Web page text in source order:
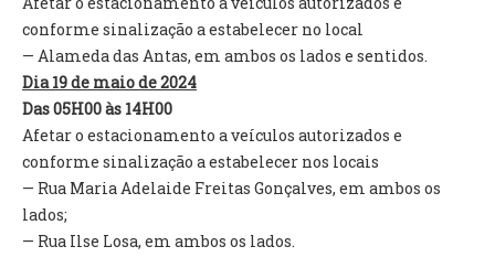
DOCUMENTOS
ATAS E DOCUMENTOS DA ASSEMBLEIA
EDITAIS
REGULAMENTOS E TAXAS
PLANO E ORÇAMENTO
RELATÓRIO E CONTAS
INVENTÁRIO
RECRUTAMENTO PESSOAL
CÓDIGO DE CONDUTA
conforme sinalização a estabelecer no local
— Alameda das Antas, em ambos os lados e sentidos.
Dia 19 de maio de 2024
Das 05H00 às 14H00
Afetar o estacionamento a veículos autorizados e
conforme sinalização a estabelecer nos locais
— Rua Maria Adelaide Freitas Gonçalves, em ambos os
lados;
— Rua Ilse Losa, em ambos os lados.